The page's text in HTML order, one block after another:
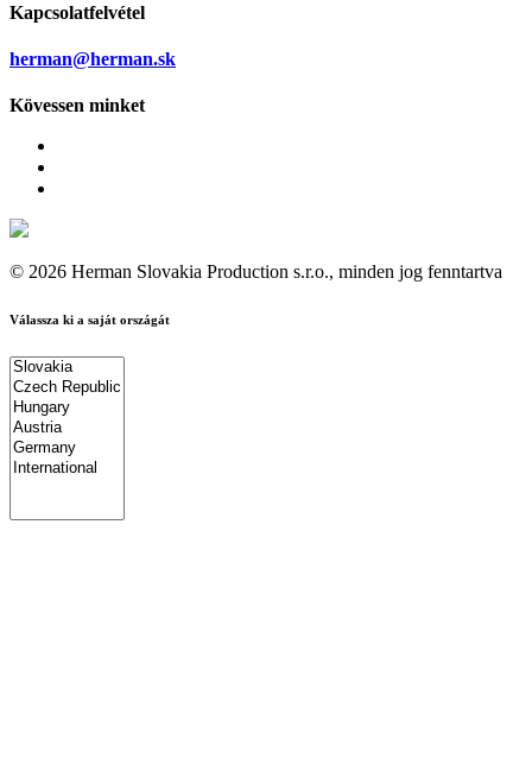
Kapcsolatfelvétel
herman@herman.sk
Kövessen minket
© 2026 Herman Slovakia Production s.r.o., minden jog fenntartva
Válassza ki a saját országát